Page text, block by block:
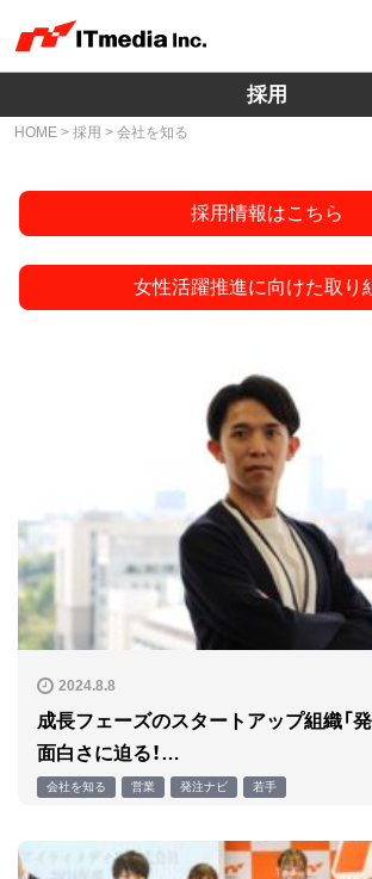
サステナビリティ
広告サービス
採用
HOME > 採用 > 会社を知る
採用情報はこちら
女性活躍推進に向けた取り
2024.8.8
成長フェーズのスタートアップ組織「
面白さに迫る！…
会社を知る 営業 発注ナビ 若手